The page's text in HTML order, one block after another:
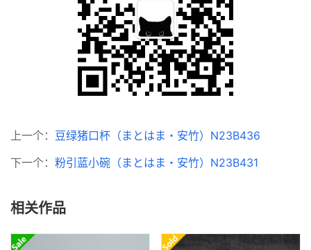
上一个： 豆绿猪口杯（まとはま・安竹）N23B436
下一个： 粉引蓝小碗（まとはま・安竹）N23B431
相关作品